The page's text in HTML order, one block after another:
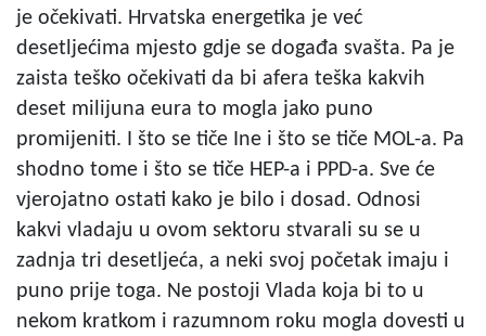
je očekivati. Hrvatska energetika je već
desetljećima mjesto gdje se događa svašta. Pa je
zaista teško očekivati da bi afera teška kakvih
deset milijuna eura to mogla jako puno
promijeniti. I što se tiče Ine i što se tiče MOL-a. Pa
shodno tome i što se tiče HEP-a i PPD-a. Sve će
vjerojatno ostati kako je bilo i dosad. Odnosi
kakvi vladaju u ovom sektoru stvarali su se u
zadnja tri desetljeća, a neki svoj početak imaju i
puno prije toga. Ne postoji Vlada koja bi to u
nekom kratkom i razumnom roku mogla dovesti u